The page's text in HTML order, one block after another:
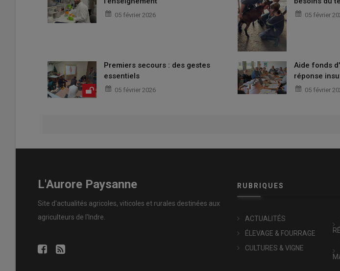
05 février 2026 05 février
Premiers secours : des gestes
essentiels
05 février 2026
Aide fonds
réponse
05 février
L'Aurore Paysanne
Site d'actualités agricoles, viticoles et rurales destinées aux
agriculteurs de l'Indre.
RUBRIQUES
ACTUALITÉS
ÉLEVAGE & FOURRAGE
CULTURES & VIGNE